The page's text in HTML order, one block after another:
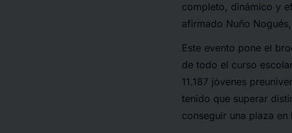
completo, dinámico y
afirmado Nuño
Este evento pone el
de todo el curso
11.187 jóvenes
tenido que superar
conseguir una plaza en